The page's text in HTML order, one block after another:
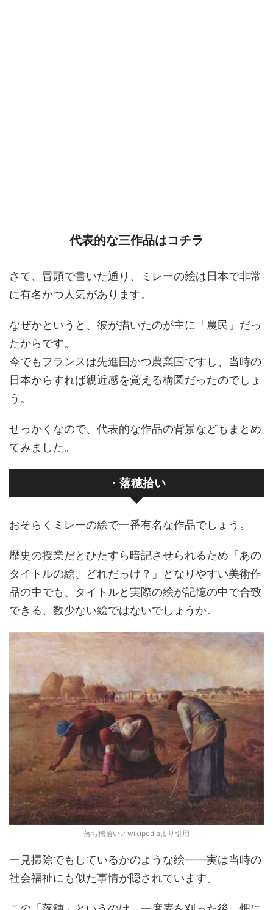
代表的な三作品はコチラ
さて、冒頭で書いた通り、ミレーの絵は日本で非常
に有名かつ人気があります。
なぜかというと、彼が描いたのが主に「農民」だっ
たからです。
今でもフランスは先進国かつ農業国ですし、当時の
日本からすれば親近感を覚える構図だったのでしょ
う。
せっかくなので、代表的な作品の背景などもまとめ
てみました。
・落穂拾い
おそらくミレーの絵で一番有名な作品でしょう。
歴史の授業だとひたすら暗記させられるため「あの
タイトルの絵、どれだっけ？」となりやすい美術作
品の中でも、タイトルと実際の絵が記憶の中で合致
できる、数少ない絵ではないでしょうか。
落ち穂拾い／wikipediaより引用
一見掃除でもしているかのような絵――実は当時の
社会福祉にも似た事情が隠されています。